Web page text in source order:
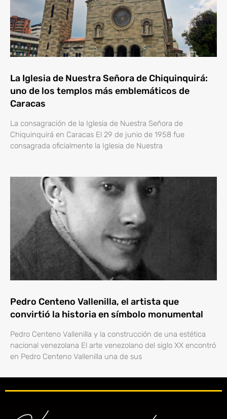
La Iglesia de Nuestra Señora de Chiquinquirá:
uno de los templos más emblemáticos de
Caracas
La consagración de la Iglesia de Nuestra Señora de
Chiquinquirá en Caracas El 29 de junio de 1958 fue
consagrada oficialmente la Iglesia de Nuestra
Pedro Centeno Vallenilla, el artista que
convirtió la historia en símbolo monumental
Pedro Centeno Vallenilla y la construcción de una estética
nacional venezolana El arte venezolano del siglo XX encontró
en Pedro Centeno Vallenilla una de sus